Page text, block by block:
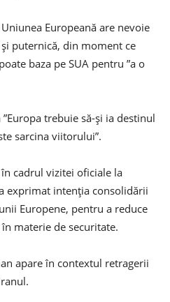
Europeană are nevoie
puternică, din moment ce
baza pe SUA pentru ”a o
trebuie să-şi ia destinul
sarcina viitorului”.
cadrul vizitei oficiale la
exprimat intenţia consolidării
Europene, pentru a reduce
materie de securitate.
apare în contextul retragerii